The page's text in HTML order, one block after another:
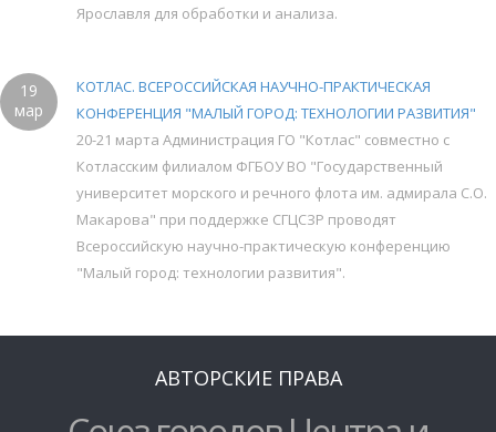
Ярославля для обработки и анализа.
19
мар
КОТЛАС. ВСЕРОССИЙСКАЯ НАУЧНО-ПРАКТИЧЕСКАЯ
КОНФЕРЕНЦИЯ "МАЛЫЙ ГОРОД: ТЕХНОЛОГИИ РАЗВИТИЯ"
20-21 марта Администрация ГО "Котлас" совместно с
Котласским филиалом ФГБОУ ВО "Государственный
университет морского и речного флота им. адмирала С.О.
Макарова" при поддержке СГЦСЗР проводят
Всероссийскую научно-практическую конференцию
"Малый город: технологии развития".
АВТОРСКИЕ ПРАВА